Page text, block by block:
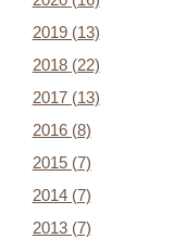
2019 (13)
2018 (22)
2017 (13)
2016 (8)
2015 (7)
2014 (7)
2013 (7)